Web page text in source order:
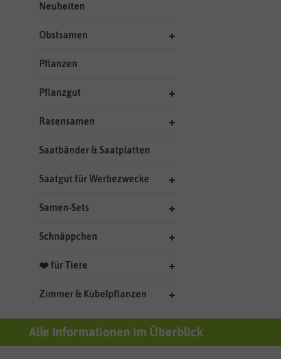
Neuheiten
Obstsamen
Pflanzen
Pflanzgut
Rasensamen
Saatbänder & Saatplatten
Saatgut für Werbezwecke
Samen-Sets
Schnäppchen
❤️ für Tiere
Zimmer & Kübelpflanzen
Alle Informationen im Überblick